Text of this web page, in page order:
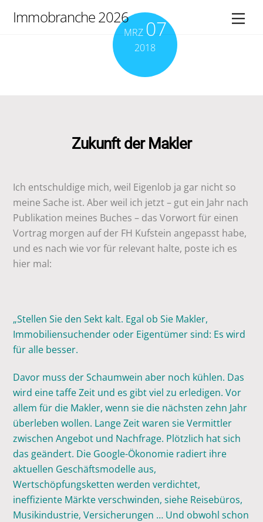
Immobranche 2026
MRZ 07
2018
Zukunft der Makler
Ich entschuldige mich, weil Eigenlob ja gar nicht so
meine Sache ist. Aber weil ich jetzt – gut ein Jahr nach
Publikation meines Buches – das Vorwort für einen
Vortrag morgen auf der FH Kufstein angepasst habe,
und es nach wie vor für relevant halte, poste ich es
hier mal:
„Stellen Sie den Sekt kalt. Egal ob Sie Makler,
Immobiliensuchender oder Eigentümer sind: Es wird
für alle besser.
Davor muss der Schaumwein aber noch kühlen. Das
wird eine taffe Zeit und es gibt viel zu erledigen. Vor
allem für die Makler, wenn sie die nächsten zehn Jahr
überleben wollen. Lange Zeit waren sie Vermittler
zwischen Angebot und Nachfrage. Plötzlich hat sich
das geändert. Die Google-Ökonomie radiert ihre
aktuellen Geschäftsmodelle aus,
Wertschöpfungsketten werden verdichtet,
ineffiziente Märkte verschwinden, siehe Reisebüros,
Musikindustrie, Versicherungen … Und obwohl schon